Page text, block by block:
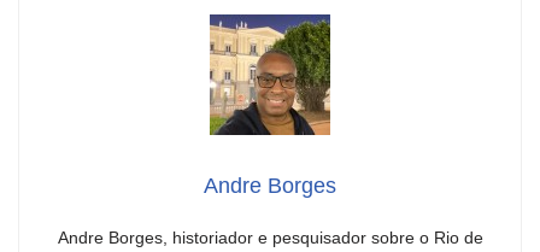
Andre Borges
Andre Borges, historiador e pesquisador sobre o Rio de